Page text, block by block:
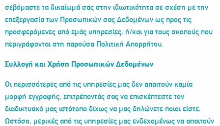
σεβόμαστε τα δικαίωμά σας στην ιδιωτικότητα σε σχέση με την
επεξεργασία των Προσωπικών σας Δεδομένων ως προς τις
προσφερόμενες από εμάς υπηρεσίες, ή/και για τους σκοπούς που
περιγράφονται στη παρούσα Πολιτική Απορρήτου.
Συλλογή και Χρήση Προσωπικών Δεδομένων
Οι περισσότερες από τις υπηρεσίες μας δεν απαιτούν καμία
μορφή εγγραφής, επιτρέποντάς σας να επισκέπτεστε τον
διαδικτυακό μας ιστότοπο δίχως να μας δηλώνετε ποιοι είστε.
Ωστόσο, μερικές από τις υπηρεσίες μας ενδεχομένως να απαιτούν